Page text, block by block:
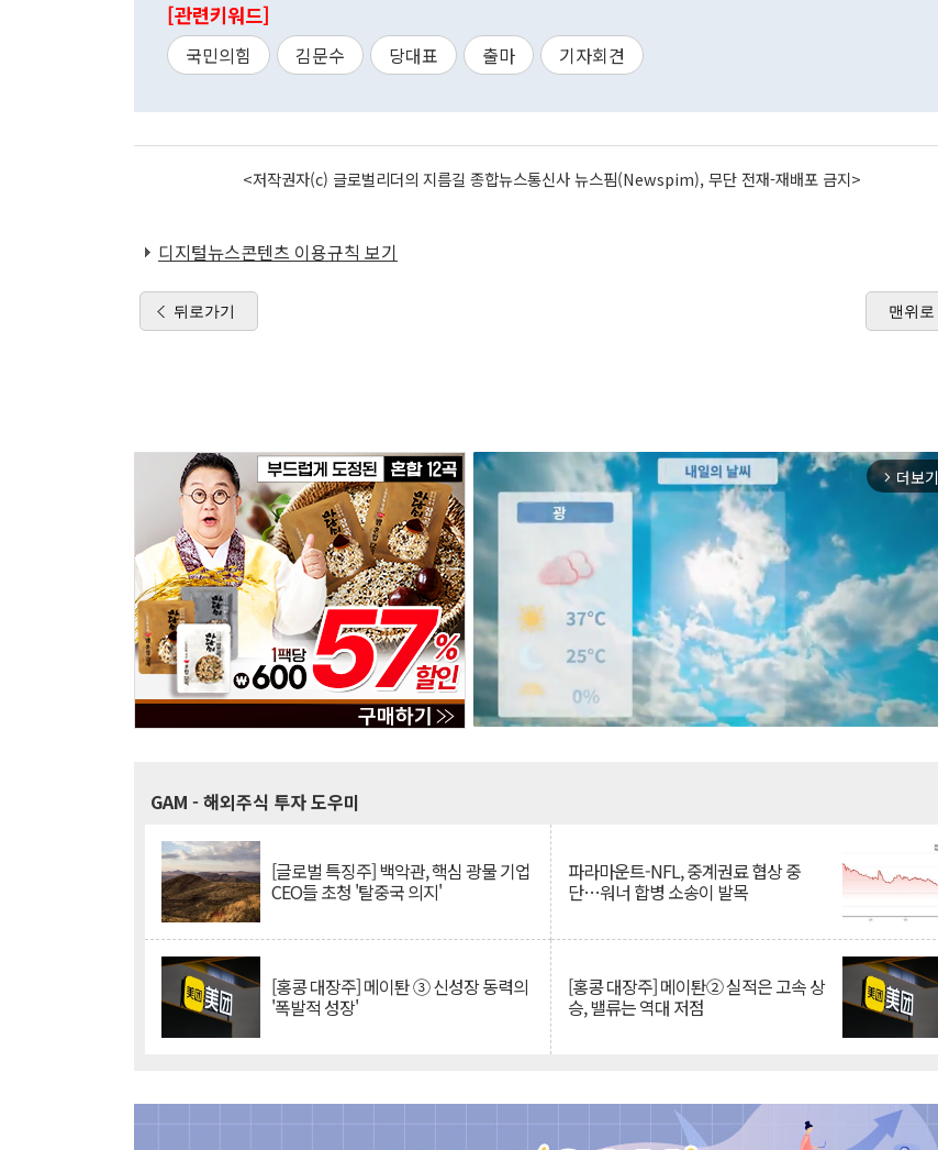
[관련키워드]
국민의힘 김문수 당대표 출마 기자회견
<저작권자(c) 글로벌리더의 지름길 종합뉴스통신사 뉴스핌(Newspim), 무단 전재-재배포 금지>
디지털뉴스콘텐츠 이용규칙 보기
뒤로가기 맨위로
arrow_forward_ios 더보기
GAM - 해외주식 투자 도우미
[글로벌 특징주] 백악관, 핵심 광물 기업
CEO들 초청 '탈중국 의지'
파라마운트-NFL, 중계권료 협상 중
단…워너 합병 소송이 발목
[홍콩 대장주] 메이퇀 ③ 신성장 동력의
'폭발적 성장'
[홍콩 대장주] 메이퇀② 실적은 고속 상
승, 밸류는 역대 저점